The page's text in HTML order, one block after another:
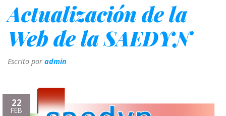
Actualización de la
Web de la SAEDYN
Escrito por admin
22
FEB